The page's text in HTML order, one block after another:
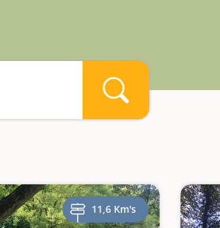
11,6 Km's